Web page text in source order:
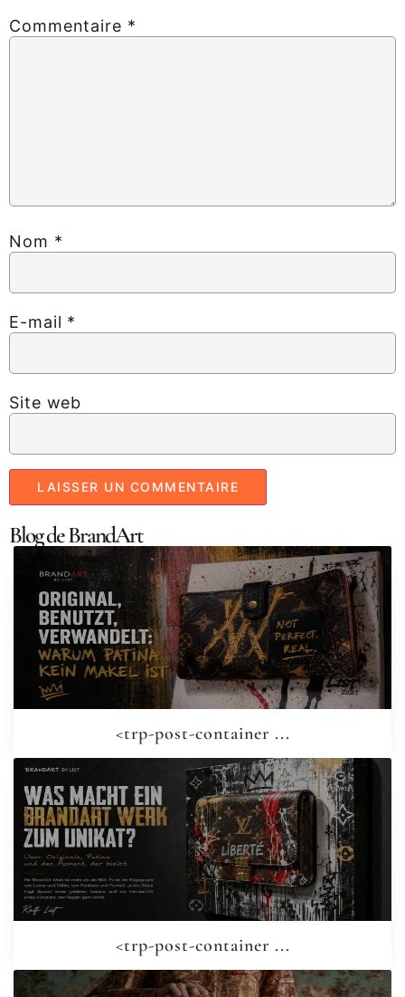
Commentaire *
Nom *
E-mail *
Site web
Blog de BrandArt
<trp-post-container ...
<trp-post-container ...